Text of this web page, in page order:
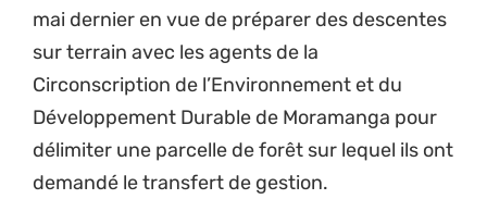
mai dernier en vue de préparer des descentes
sur terrain avec les agents de la
Circonscription de l’Environnement et du
Développement Durable de Moramanga pour
délimiter une parcelle de forêt sur lequel ils ont
demandé le transfert de gestion.